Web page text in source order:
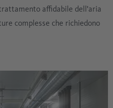
affidabile dell'aria
complesse che richiedono